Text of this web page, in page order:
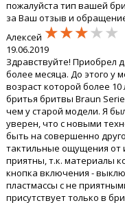
пожалуйста тип вашей
за Ваш отзыв и
Алексей ★★★★★
★★★★★
★★★★★
19.06.2019
Здравствуйте! Приобрел
более месяца. До этого у
возраст которой более
бритья бритвы Braun
чем у старой модели. Я
уверен, что с новыми
быть на совершенно
тактильные ощущения от
приятны, т.к. материалы
кнопка включения -
пластмассы с не
присутствует только в